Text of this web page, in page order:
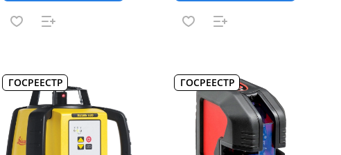
ГОСРЕЕСТР ГОСРЕЕСТР